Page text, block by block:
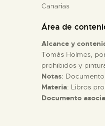
Canarias
Área de
Alcance y
Tomás Holmes,
prohibidos y
Notas:
Materia: Libros
Documento